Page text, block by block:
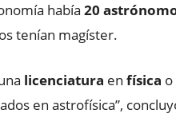
había 20
tenían magíster.
licenciatura en física o
en astrofísica”,